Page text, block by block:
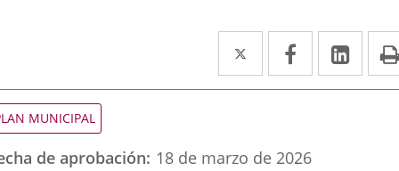
Twitter
Enlace
a
Facebook
Enlace
a
a
MUNICIPAL
de aprobación 18 de marzo de 2026